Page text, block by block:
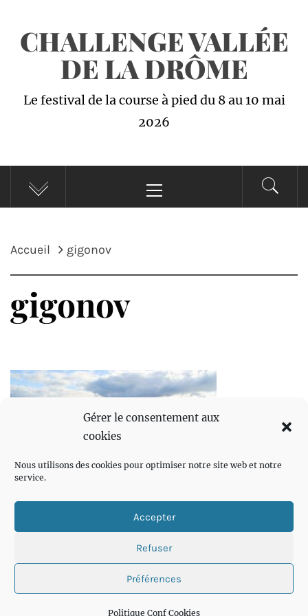
Gérer le consentement aux
cookies
Nous utilisons des cookies pour optimiser notre site web et notre
service.
Accepter
Refuser
Préférences
Politique Conf Cookies
contenu
CHALLENGE VALLÉE
DE LA DRÔME
Le festival de la course à pied du 8 au 10 mai
2026
principal
Accueil gigonov
gigonov